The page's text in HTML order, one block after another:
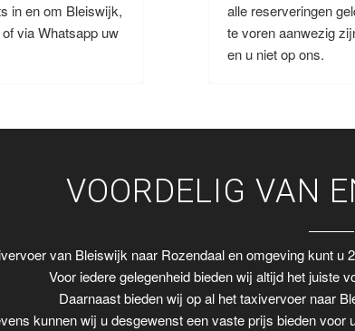
in en om Bleiswijk,
via Whatsapp uw
alle reserveringen
te voren aanwezig
en u niet op ons.
VOORDELIG VAN
van Bleiswijk naar Rozendaal en omgeving kunt u
Voor iedere gelegenheid bieden wij altijd het juiste
Daarnaast bieden wij op al het taxivervoer naar
kunnen wij u desgewenst een vaste prijs bieden